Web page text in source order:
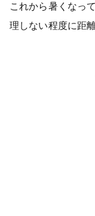
これから暑くなっ
理しない程度に距